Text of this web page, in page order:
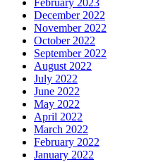
December 2022
November 2022
October 2022
September 2022
August 2022
July 2022
June 2022
May 2022
April 2022
March 2022
February 2022
January 2022